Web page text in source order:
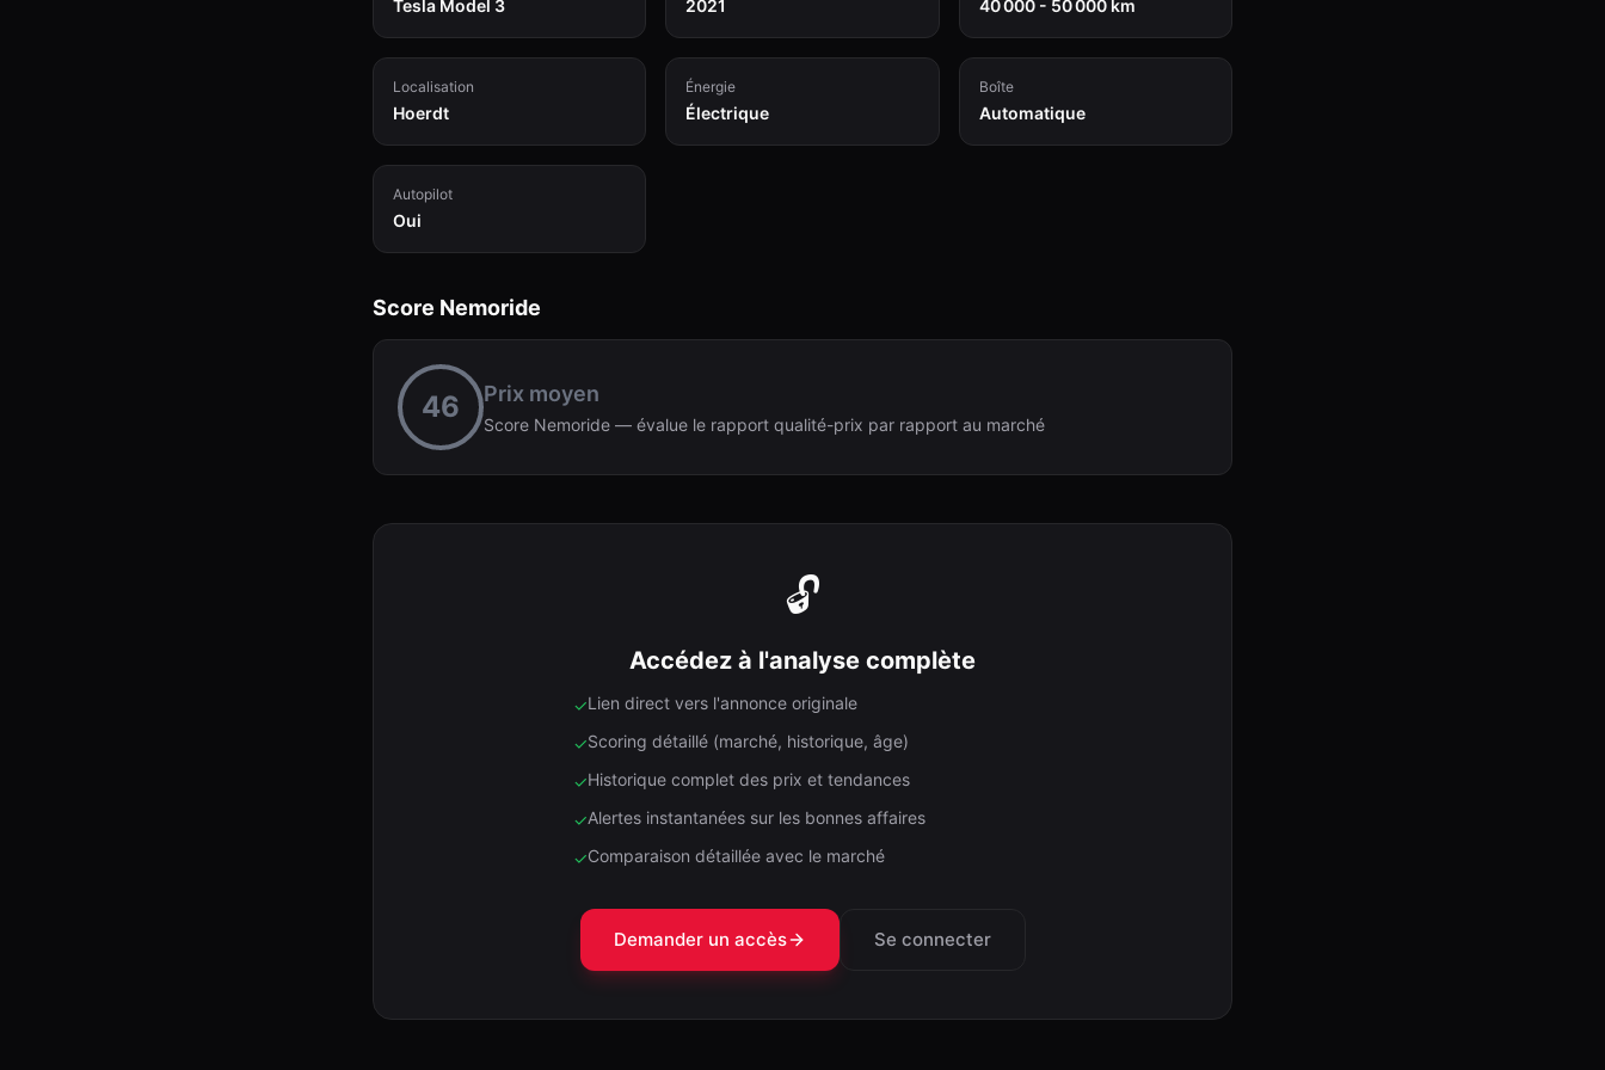
Tesla Model 3 2021 40 000 - 50 000 km
Localisation
Hoerdt
Énergie
Électrique
Boîte
Automatique
Autopilot
Oui
Score Nemoride
46 Prix moyen
Score Nemoride — évalue le rapport qualité-prix par rapport au marché
🔓
Accédez à l'analyse complète
✓Lien direct vers l'annonce originale
✓Scoring détaillé (marché, historique, âge)
✓Historique complet des prix et tendances
✓Alertes instantanées sur les bonnes affaires
✓Comparaison détaillée avec le marché
Demander un accès Se connecter